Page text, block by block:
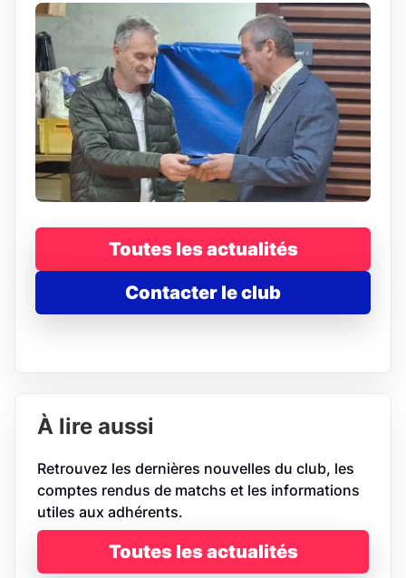
Toutes les actualités
Contacter le club
À lire aussi
Retrouvez les dernières nouvelles du club, les
comptes rendus de matchs et les informations
utiles aux adhérents.
Toutes les actualités